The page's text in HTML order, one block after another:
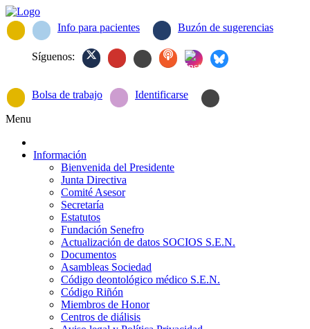
Info para pacientes Buzón de sugerencias
Síguenos:
Bolsa de trabajo Identificarse
Menu
Información
Bienvenida del Presidente
Junta Directiva
Comité Asesor
Secretaría
Estatutos
Fundación Senefro
Actualización de datos SOCIOS S.E.N.
Documentos
Asambleas Sociedad
Código deontológico médico S.E.N.
Código Riñón
Miembros de Honor
Centros de diálisis